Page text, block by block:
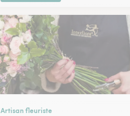
Artisan fleuriste